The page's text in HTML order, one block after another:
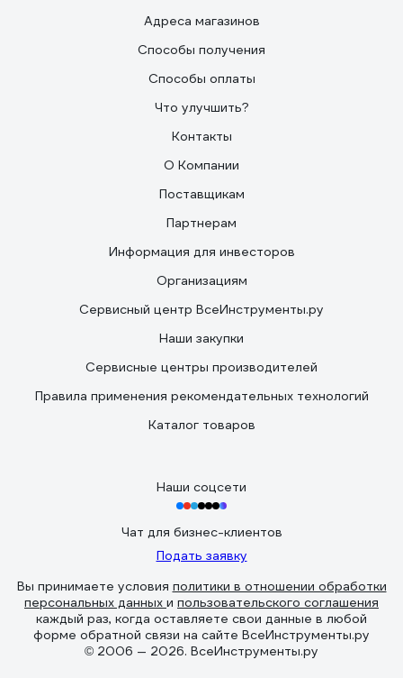
Адреса магазинов
Способы получения
Способы оплаты
Что улучшить?
Контакты
О Компании
Поставщикам
Партнерам
Информация для инвесторов
Организациям
Сервисный центр ВсеИнструменты.ру
Наши закупки
Сервисные центры производителей
Правила применения рекомендательных технологий
Каталог товаров
Наши соцсети
Чат для бизнес-клиентов
Подать заявку
Вы принимаете условия политики в отношении обработки
персональных данных и пользовательского соглашения
каждый раз, когда оставляете свои данные в любой
форме обратной связи на сайте ВсеИнструменты.ру
© 2006 — 2026. ВсеИнструменты.ру